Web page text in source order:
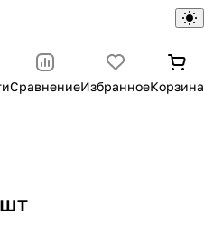
СравнениеИзбранноеКорзина
шт